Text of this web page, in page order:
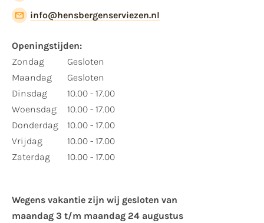
info@hensbergenserviezen.nl
Openingstijden:
Zondag
Maandag
Dinsdag
Woensdag
Donderdag
Vrijdag
Zaterdag
Gesloten
Gesloten
10.00 - 17.00
10.00 - 17.00
10.00 - 17.00
10.00 - 17.00
10.00 - 17.00
Wegens vakantie zijn wij gesloten van ​
maandag 3 t/m maandag 24 augustus